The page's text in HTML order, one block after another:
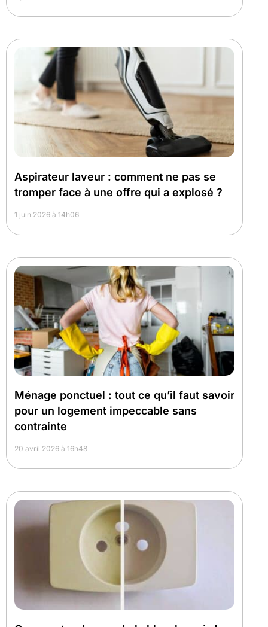
Aspirateur laveur : comment ne pas se
tromper face à une offre qui a explosé ?
1 juin 2026 à 14h06
Ménage ponctuel : tout ce qu’il faut savoir
pour un logement impeccable sans
contrainte
20 avril 2026 à 16h48